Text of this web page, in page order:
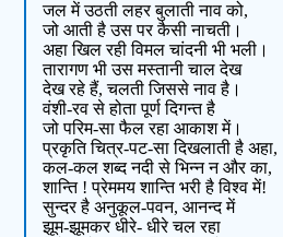
जल में उठती लहर बुलाती नाव को,
जो आती है उस पर कैसी नाचती।
अहा खिल रही विमल चांदनी भी भली।
तारागण भी उस मस्तानी चाल देख
देख रहे हैं, चलती जिससे नाव है।
वंशी-रव से होता पूर्ण दिगन्त है
जो परिम-सा फैल रहा आकाश में।
प्रकृति चित्र-पट-सा दिखलाती है अहा,
कल-कल शब्द नदी से भिन्न न और का,
शान्ति ! प्रेममय शान्ति भरी है विश्व में!
सुन्दर है अनुकूल-पवन, आनन्द में
झूम-झूमकर धीरे- धीरे चल रहा